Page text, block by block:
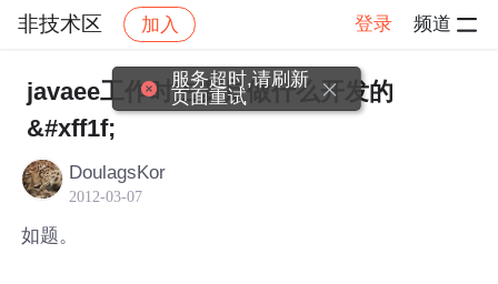
非技术区 加入 登录 频道
社区 非技术区 帖子详情
javaee工作时主要是做什么开发的
&#xff1f;
DoulagsKor
2012-03-07
如题。
服务超时,请刷新
页面重试